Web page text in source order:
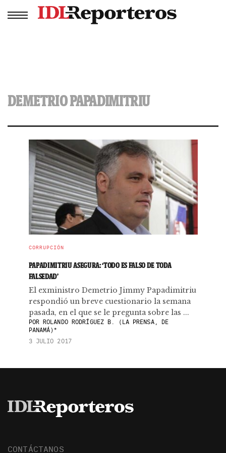
DEMETRIO PAPADIMITRIU
CORRUPCIÓN
PAPADIMITRIU ASEGURA: ‘TODO ES FALSO DE TODA
FALSEDAD’
El exministro Demetrio Jimmy Papadimitriu
respondió un breve cuestionario la semana
pasada, en el que se le pregunta sobre las ...
PORROLANDO RODRÍGUEZ B. (LA PRENSA, DE
PANAMÁ)*
3 JULIO 2017
CONTÁCTANOS